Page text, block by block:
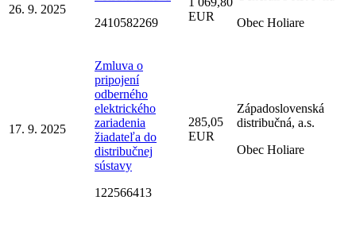
26. 9. 2025
2410582269
EUR
Obec Holiare
17. 9. 2025
Zmluva o
pripojení
odberného
elektrického
zariadenia
žiadateľa do
distribučnej
sústavy
122566413
285,05
EUR
Západoslovenská
distribučná, a.s.
Obec Holiare